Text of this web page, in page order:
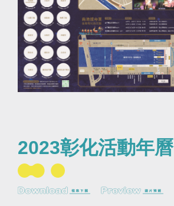
2023彰化活動年曆